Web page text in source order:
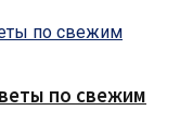
по свежим